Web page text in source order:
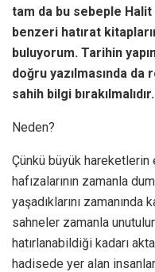
tam da bu sebeple Halit
benzeri hatırat
buluyorum. Tarihin
doğru yazılmasında da
sahih bilgi bırakılmalıdır.
Neden?
Çünkü büyük
hafızalarının zamanla
yaşadıklarını zamanında
sahneler zamanla
hatırlanabildiği kadarı
hadisede yer alan